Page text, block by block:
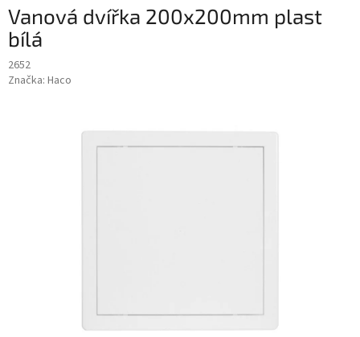
Vanová dvířka 200x200mm plast
bílá
2652
Značka: Haco